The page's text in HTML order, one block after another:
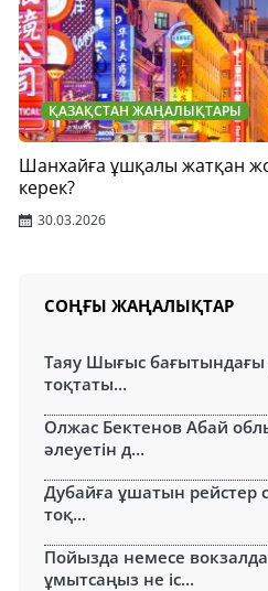
ҚАЗАҚСТАН ЖАҢАЛЫҚТАРЫ
Шанхайға ұшқалы жатқан
керек?
30.03.2026
СОҢҒЫ ЖАҢАЛЫҚТАР
Таяу Шығыс бағытындағы
тоқтаты...
Олжас Бектенов Абай
әлеуетін д...
Дубайға ұшатын рейстер
тоқ...
Пойызда немесе
ұмытсаңыз не іс...